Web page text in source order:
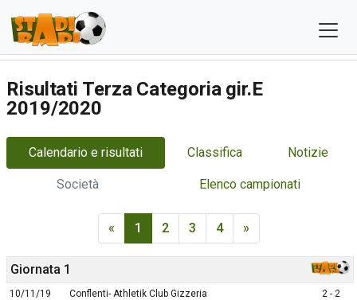
Risultati Terza Categoria gir.E
2019/2020
Calendario e risultati Classifica Notizie
Società Elenco campionati
« 1 2 3 4 »
Giornata 1
10/11/19 Conflenti- Athletik Club Gizzeria
2 - 2